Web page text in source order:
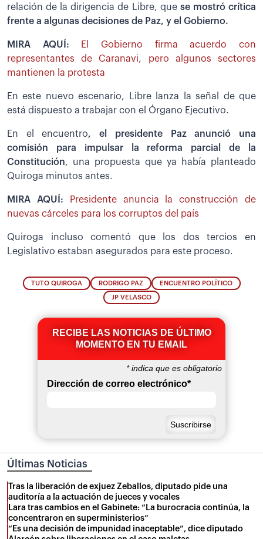
relación de la dirigencia de Libre, que se mostró crítica
frente a algunas decisiones de Paz, y el Gobierno.
MIRA AQUÍ:
El Gobierno firma acuerdo con
representantes de Caranavi, pero algunos sectores
mantienen la protesta
En este nuevo escenario, Libre lanza la señal de que
está dispuesto a trabajar con el Órgano Ejecutivo.
En el encuentro, el presidente Paz anunció una
comisión para impulsar la reforma parcial de la
Constitución, una propuesta que ya había planteado
Quiroga minutos antes.
MIRA AQUÍ:
Presidente anuncia la construcción de
nuevas cárceles para los corruptos del país
Quiroga incluso comentó que los dos tercios en
Legislativo estaban asegurados para este proceso.
TUTO QUIROGA RODRIGO PAZ ENCUENTRO POLÍTICO
JP VELASCO
RECIBE LAS NOTICIAS DE ÚLTIMO
MOMENTO EN TU EMAIL
*indica que es obligatorio
Dirección de correo electrónico*
Últimas Noticias
Tras la liberación de exjuez Zeballos, diputado pide una
auditoría a la actuación de jueces y vocales
Lara tras cambios en el Gabinete: “La burocracia continúa, la
concentraron en superministerios”
“Es una decisión de impunidad inaceptable”, dice diputado